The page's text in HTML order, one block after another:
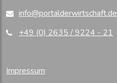
info@portalderwirtschaft.de
+49 (0) 2635 / 9224 - 21
Impressum